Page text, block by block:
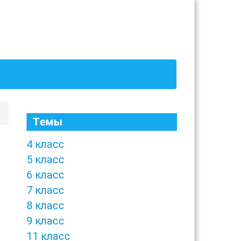
Темы
4 класс
5 класс
6 класс
7 класс
8 класс
9 класс
11 класс